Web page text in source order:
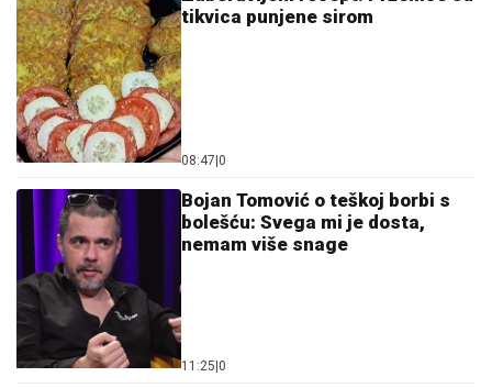
tikvica punjene sirom
08:47|0
Bojan Tomović o teškoj borbi s
bolešću: Svega mi je dosta,
nemam više snage
11:25|0